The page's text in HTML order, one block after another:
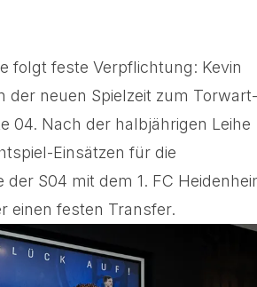
folgt feste Verpflichtung: Kevin
der neuen Spielzeit zum Torwart-
04. Nach der halbjährigen Leihe
Einsätzen für die
der S04 mit dem 1. FC
einen festen Transfer.